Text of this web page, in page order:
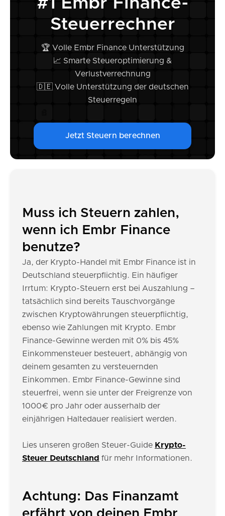
Steuerrechner
🏆 Volle Embr Finance Unterstützung
📈 Smarte Steueroptimierung &
Verlustverrechnung
🇩🇪 Volle Unterstützung der deutschen
Steuerregeln
Jetzt Steuern berechnen
Muss ich Steuern zahlen,
wenn ich Embr Finance
benutze?
Ja, der Krypto-Handel mit Embr Finance ist in
Deutschland steuerpflichtig. Ein häufiger
Irrtum: Krypto-Steuern erst bei Auszahlung –
tatsächlich sind bereits Tauschvorgänge
zwischen Kryptowährungen steuerpflichtig,
ebenso wie Zahlungen mit Krypto. Embr
Finance-Gewinne werden mit 0% bis 45%
Einkommensteuer besteuert, abhängig von
deinem gesamten zu versteuernden
Einkommen. Embr Finance-Gewinne sind
steuerfrei, wenn sie unter der Freigrenze von
1000€ pro Jahr oder ausserhalb der
einjährigen Haltedauer realisiert werden.
Lies unseren großen Steuer-Guide Krypto-
Steuer Deutschland für mehr Informationen.
Achtung: Das Finanzamt